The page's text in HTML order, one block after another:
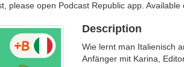
please open Podcast Republic app.
Description
Wie lernt man Italienisch
Anfänger mit Karina,